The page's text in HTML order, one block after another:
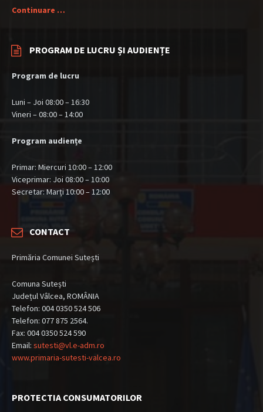
Continuare …
PROGRAM DE LUCRU ȘI AUDIENȚE
Program de lucru
Luni – Joi 08:00 – 16:30
Vineri – 08:00 – 14:00
Program audiențe
Primar: Miercuri 10:00 – 12:00
Viceprimar: Joi 08:00 – 10:00
Secretar: Marți 10:00 – 12:00
CONTACT
Primăria Comunei Sutești
Comuna Sutești
Județul Vâlcea, ROMÂNIA
Telefon: 004 0350 524 506
Telefon: 077 875 2564.
Fax: 004 0350 524 590
Email: sutesti@vl.e-adm.ro
www.primaria-sutesti-valcea.ro
PROTECTIA CONSUMATORILOR